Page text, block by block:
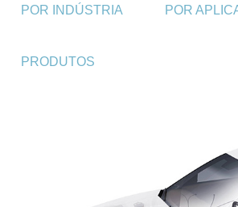
POR INDÚSTRIA POR
PRODUTOS